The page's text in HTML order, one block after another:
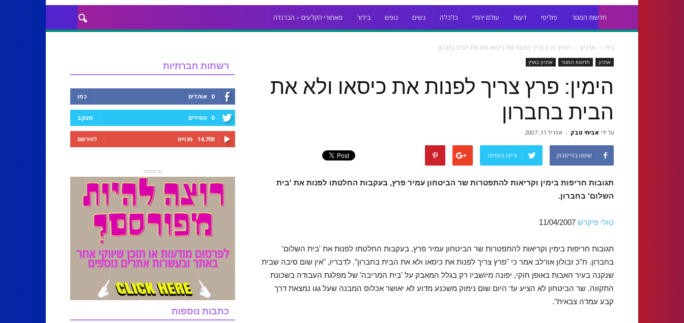
חדשות המגזר פוליטי דעות עולם יהודי כלכלה נשים נופש בידור מאחורי הקלעים – הברנז'ה
בית ארכיון הימין: פרץ צריך לפנות את כיסאו ולא את הבית בחברון
ארכיון חדשות המגזר ארכיון בארץ
הימין: פרץ צריך לפנות את כיסאו ולא את
הבית בחברון
על ידי אביחי טבק - אפריל 11, 2007
שתפו בפייסבוק צייצו בטוויטר
תגובות חריפות בימין וקריאות להתפטרות שר הביטחון עמיר פרץ, בעקבות החלטתו לפנות את 'בית
השלום' בחברון.
טולי פיקרש
תגובות חריפות בימין וקריאות להתפטרות שר הביטחון עמיר פרץ, בעקבות החלטתו לפנות את 'בית השלום'
בחברון. ח"כ זבולון אורלב אמר כי "פרץ צריך לפנות את כיסאו ולא את הבית בחברון". לדבריו, "אין שום סיבה שבית
שנקנה בעיר האבות באופן חוקי, יפונה מיושביו רק בגלל המאבק על 'בית המריבה' של מפלגת העבודה בשכונת
התקווה. שר הביטחון לא הציע עד היום שום נימוק משכנע מדוע לא יאושר אכלוס המבנה שעל גגו נמצאת דרך
קבע עמדה צבאית".
רשתות חברתיות
0 אוהדים כמו
0 חסידים מעקב
14,700 מנויים להירשם
- פרסומת -
כתבות נוספות